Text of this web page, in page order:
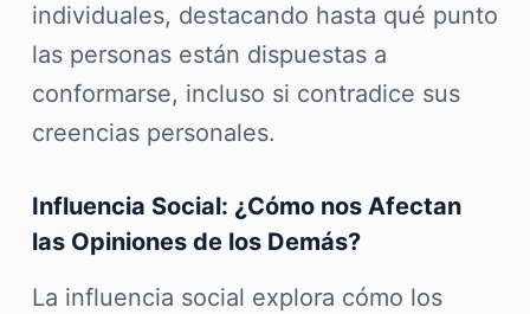
individuales, destacando hasta qué punto
las personas están dispuestas a
conformarse, incluso si contradice sus
creencias personales.
Influencia Social: ¿Cómo nos Afectan
las Opiniones de los Demás?
La influencia social explora cómo los